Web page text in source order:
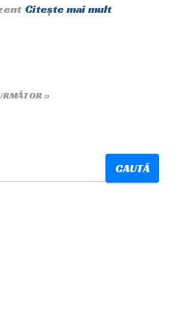
Citește mai mult
CAUTĂ